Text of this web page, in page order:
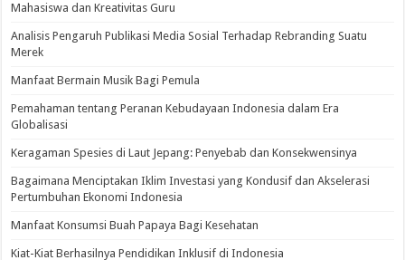
Mahasiswa dan Kreativitas Guru
Analisis Pengaruh Publikasi Media Sosial Terhadap Rebranding Suatu
Merek
Manfaat Bermain Musik Bagi Pemula
Pemahaman tentang Peranan Kebudayaan Indonesia dalam Era
Globalisasi
Keragaman Spesies di Laut Jepang: Penyebab dan Konsekwensinya
Bagaimana Menciptakan Iklim Investasi yang Kondusif dan Akselerasi
Pertumbuhan Ekonomi Indonesia
Manfaat Konsumsi Buah Papaya Bagi Kesehatan
Kiat-Kiat Berhasilnya Pendidikan Inklusif di Indonesia